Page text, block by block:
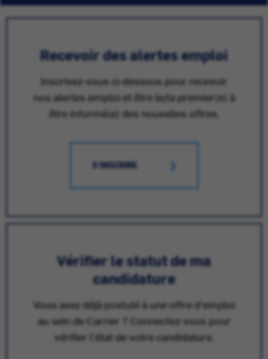
Recevoir des alertes emploi
Inscrivez-vous ci-dessous pour recevoir
nos alertes emploi et être le/la premier(e) à
être informé(e) des nouvelles offres.
S'INSCRIRE
Vérifier le statut de ma
candidature
Vous avez déjà postulé à une offre d'emploi
au sein de Carrier ? Connectez-vous pour
vérifier l'état de votre candidature.